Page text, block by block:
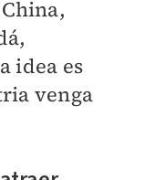
idea es
venga